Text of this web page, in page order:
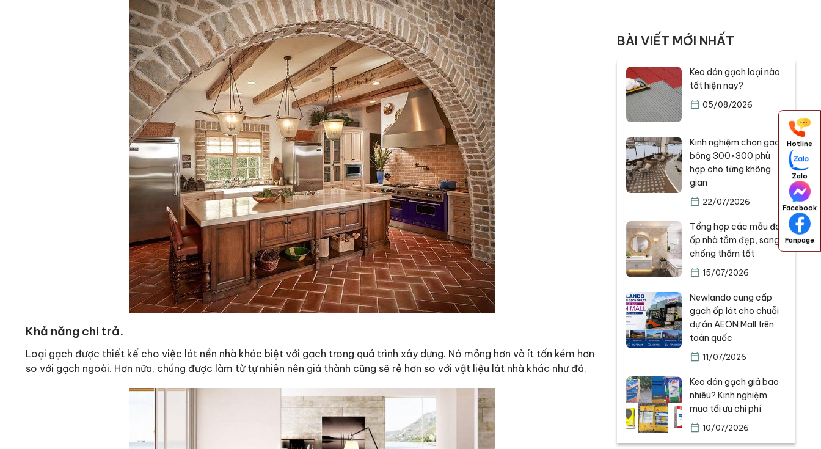
Khả năng chi trả.
Loại gạch được thiết kế cho việc lát nền nhà khác biệt với gạch trong quá trình xây dựng. Nó mỏng hơn và ít tốn kém hơn
so với gạch ngoài. Hơn nữa, chúng được làm từ tự nhiên nên giá thành cũng sẽ rẻ hơn so với vật liệu lát nhà khác như đá.
BÀI VIẾT MỚI NHẤT
Keo dán gạch loại nào
tốt hiện nay?
05/08/2026
Kinh nghiệm chọn gạch
bông 300×300 phù
hợp cho từng không
gian
22/07/2026
Tổng hợp các mẫu đá
ốp nhà tắm đẹp, sang,
chống thấm tốt
15/07/2026
Newlando cung cấp
gạch ốp lát cho chuỗi
dự án AEON Mall trên
toàn quốc
11/07/2026
Keo dán gạch giá bao
nhiêu? Kinh nghiệm
mua tối ưu chi phí
10/07/2026
Hotline
Zalo
Facebook
Fanpage